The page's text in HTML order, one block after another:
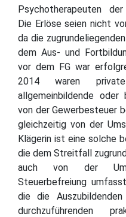
Psychotherapeuten
Die Erlöse seien nicht
da die
dem Aus- und
vor dem FG war
2014 waren
allgemeinbildende oder
von der Gewerbesteuer
gleichzeitig von der
Klägerin ist eine solche
die dem Streitfall
auch von der
Steuerbefreiung
die die
durchzuführenden